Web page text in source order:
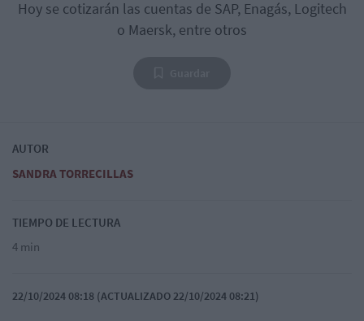
Hoy se cotizarán las cuentas de SAP, Enagás, Logitech
o Maersk, entre otros
AUTOR
SANDRA TORRECILLAS
TIEMPO DE LECTURA
4 min
22/10/2024 08:18 (ACTUALIZADO 22/10/2024 08:21)